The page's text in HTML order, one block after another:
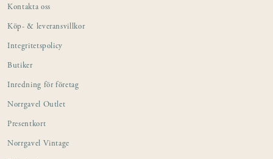
Kontakta oss
Köp- & leveransvillkor
Integritetspolicy
Butiker
Inredning för företag
Norrgavel Outlet
Presentkort
Norrgavel Vintage